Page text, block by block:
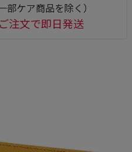
一部ケア商品を除く）
注文で即日発送